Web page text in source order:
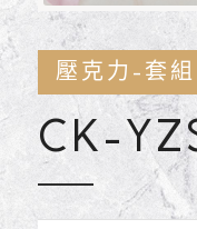
壓克力-套組
CK-